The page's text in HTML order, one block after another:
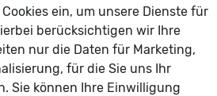
Style 115PS Voll-LED+Kessy+PDC+Alarm+Sitzheizung+Kamera+GV5
ein, um unsere Dienste für
berücksichtigen wir Ihre
nur die Daten für Marketing,
für die Sie uns Ihr
Sie können Ihre Einwilligung